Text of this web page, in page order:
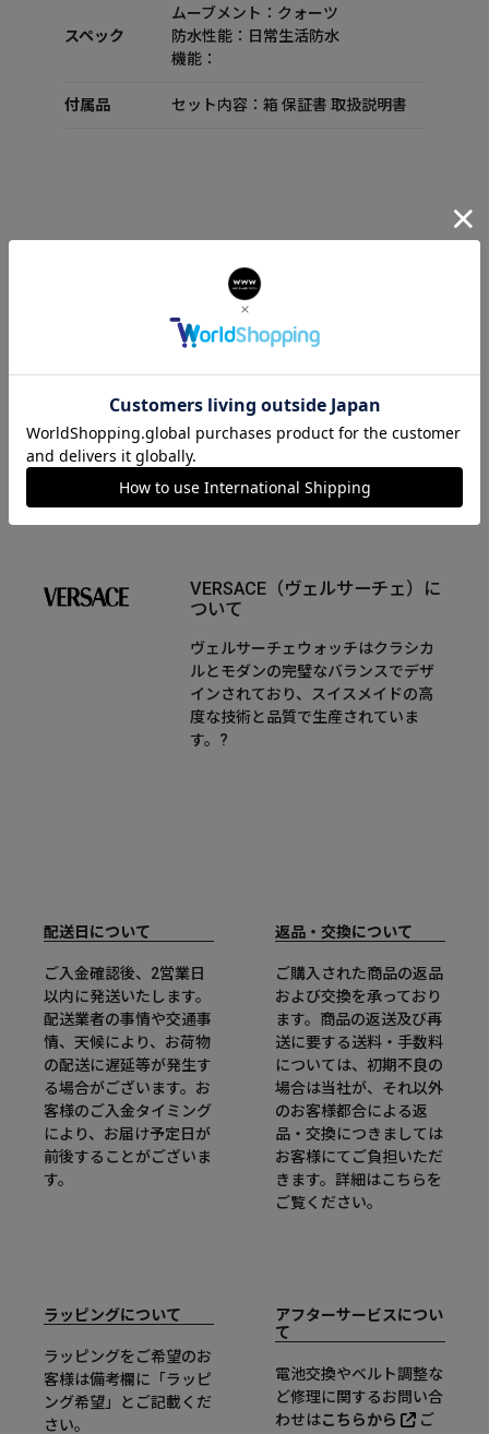
スペック
ムーブメント：クォーツ
防水性能：日常生活防水
機能：
付属品 セット内容：箱 保証書 取扱説明書
VERSACE（ヴェルサーチェ）に
ついて
ヴェルサーチェウォッチはクラシカ
ルとモダンの完璧なバランスでデザ
インされており、スイスメイドの高
度な技術と品質で生産されていま
す。?
配送日について
ご入金確認後、2営業日
以内に発送いたします。
配送業者の事情や交通事
情、天候により、お荷物
の配送に遅延等が発生す
る場合がございます。お
客様のご入金タイミング
により、お届け予定日が
前後することがございま
す。
返品・交換について
ご購入された商品の返品
および交換を承っており
ます。商品の返送及び再
送に要する送料・手数料
については、初期不良の
場合は当社が、それ以外
のお客様都合による返
品・交換につきましては
お客様にてご負担いただ
きます。詳細はこちらを
ご覧ください。
ラッピングについて
ラッピングをご希望のお
客様は備考欄に「ラッピ
ング希望」とご記載くだ
さい。
アフターサービスについ
て
電池交換やベルト調整な
ど修理に関するお問い合
わせはこちらから
ご